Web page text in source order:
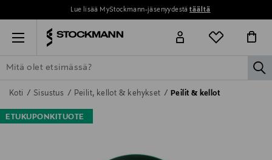
Lue lisää MyStockmann-jäsenyydestätäältä
Menu
ETSI KAIKKI NAISET MIEHET LAPSET KOTI
Koti Sisustus Peilit, kellot & kehykset Peilit & kellot
ETUKUPONKITUOTE